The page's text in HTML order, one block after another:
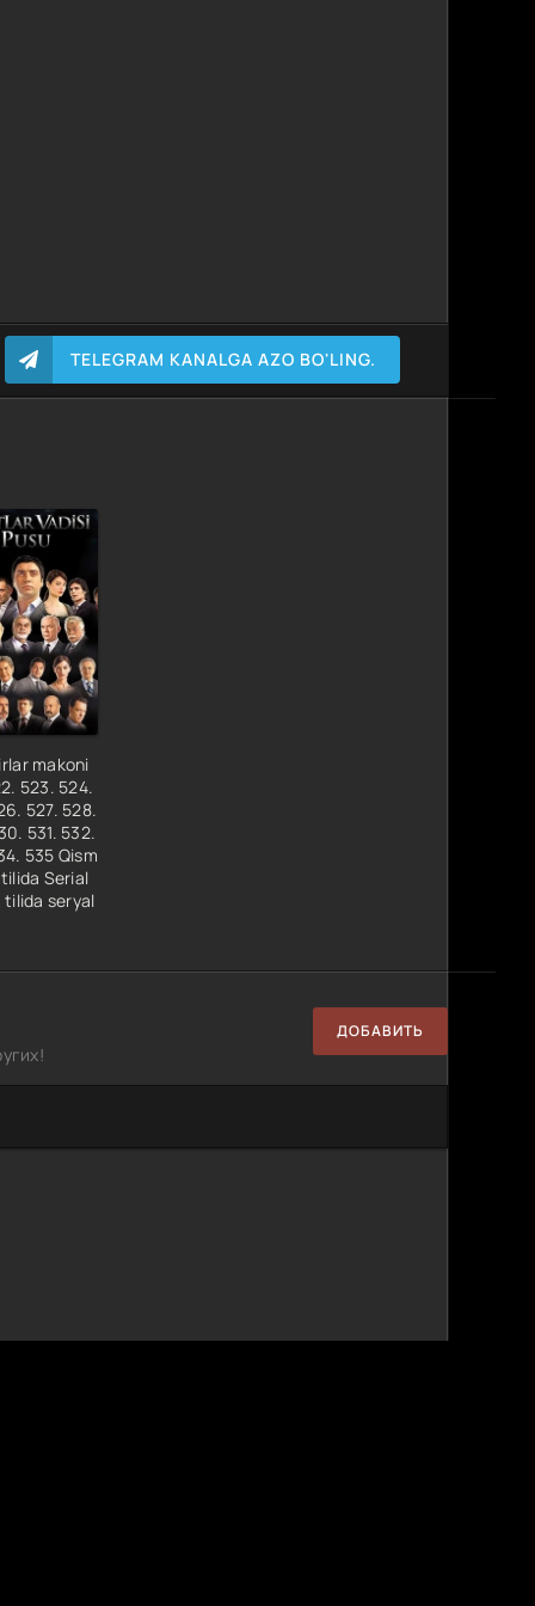
TELEGRAM KANALGA AZO BO'LING.
makoni
523. 524.
527. 528.
531. 532.
535 Qism
Serial
tilida seryal
ДОБАВИТЬ